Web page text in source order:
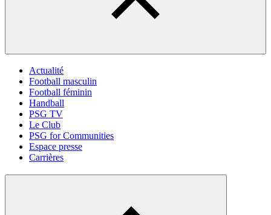
Actualité
Football masculin
Football féminin
Handball
PSG TV
Le Club
PSG for Communities
Espace presse
Carrières